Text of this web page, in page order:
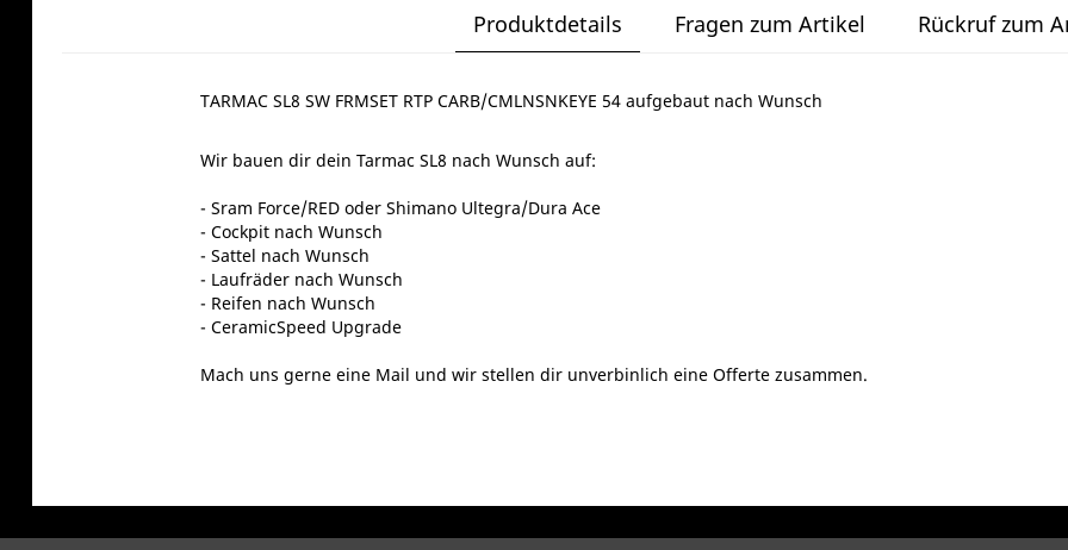
Produktdetails Fragen zum Artikel Rückruf zum
TARMAC SL8 SW FRMSET RTP CARB/CMLNSNKEYE 54 aufgebaut nach Wunsch
Wir bauen dir dein Tarmac SL8 nach Wunsch auf:
- Sram Force/RED oder Shimano Ultegra/Dura Ace
- Cockpit nach Wunsch
- Sattel nach Wunsch
- Laufräder nach Wunsch
- Reifen nach Wunsch
- CeramicSpeed Upgrade
Mach uns gerne eine Mail und wir stellen dir unverbinlich eine Offerte zusammen.